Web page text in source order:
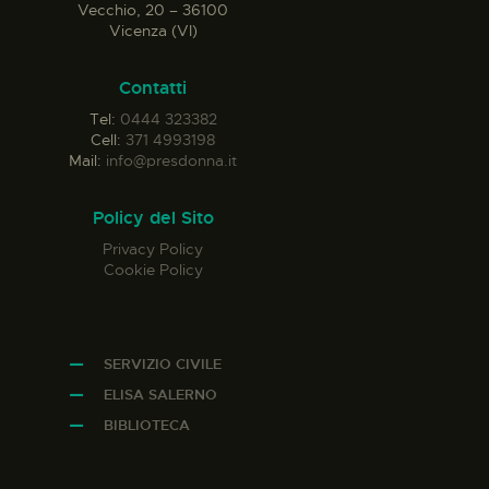
Vecchio, 20 – 36100
Vicenza (VI)
Contatti
Tel: 0444 323382
Cell: 371 4993198
Mail: info@presdonna.it
Policy del Sito
Privacy Policy
Cookie Policy
SERVIZIO CIVILE
ELISA SALERNO
BIBLIOTECA